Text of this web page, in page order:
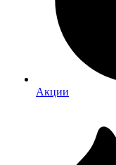
Акции